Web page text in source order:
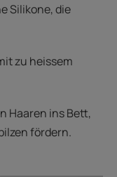
Silikone, die
zu heissem
Haaren ins Bett,
fördern.